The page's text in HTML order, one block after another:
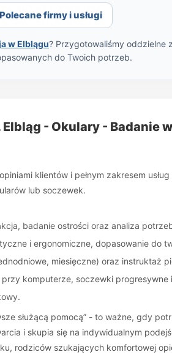
firmy i usługi
w Elblągu? Przygotowaliśmy oddzielne
do Twoich potrzeb.
- Okulary - Badanie
klientów i pełnym zakresem
lub soczewek.
badanie ostrości oraz analiza
i ergonomiczne, dopasowanie do
miesięczne) oraz instruktaż
komputerze, soczewki progresywne
służącą pomocą” - to ważne, gdy
i skupia się na indywidualnym
rodziców szukających komfortowej